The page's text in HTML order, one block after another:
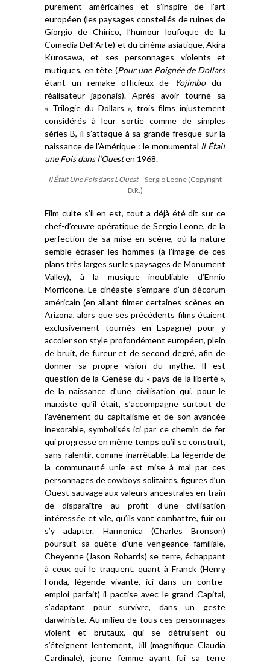
purement américaines et s’inspirede l’art
européen (les paysages constellés de ruines de
Giorgio de Chirico, l’humour loufoque de la
Comedia Dell’Arte) et du cinéma asiatique, Akira
Kurosawa, et ses personnages violents et
mutiques, en tête (Pour une Poignée de Dollars
étant un remake officieux de
Yojimbodu
réalisateur japonais). Après avoir tourné sa
« Trilogie du Dollars », trois films injustement
considérés à leur sortie comme de simples
séries B, il s’attaque à sa grande fresque sur la
naissance de l’Amérique : le monumental Il Était
une Fois dans l’Ouesten 1968.
Il Était Une Fois dans L’Ouest– Sergio Leone (Copyright
D.R.)
Film culte s’il en est, tout a déjà été dit sur ce
chef-d’œuvre opératique de Sergio Leone, de la
perfection de sa mise en scène, où la nature
semble écraser les hommes (à l’image deces
plans très larges sur les paysages de Monument
Valley), à la musique inoubliable d’Ennio
Morricone.Lecinéaste s’empare d’un décorum
américain (en allant filmer certaines scènes en
Arizona, alors que ses précédents films étaient
exclusivement tournés en Espagne)pour y
accoler son style profondément européen, plein
de bruit, de fureur et de second degré, afin de
donner sa propre vision du mythe. Il est
question dela Genèse du « pays de la liberté »,
delanaissance d’une civilisation qui, pour le
marxiste qu’il était, s’accompagne surtout de
l’avènement du capitalisme et de son avancée
inexorable, symbolisés ici par ce chemin de fer
qui progresse en même temps qu’il se construit,
sans ralentir, comme inarrêtable. La légende de
la communauté unie est mise à mal par ces
personnages de cowboys solitaires, figures d’un
Ouest sauvage aux valeurs ancestrales en train
de disparaître au profit d’une civilisation
intéressée et vile, qu’ils vont combattre, fuir ou
s’y adapter. Harmonica (Charles Bronson)
poursuit sa quête d’unevengeancefamiliale,
Cheyenne (Jason Robards) se terre, échappant
à ceux qui le traquent, quant à Franck (Henry
Fonda, légende vivante, icidans un contre-
emploi parfait) il pactise avec le grand Capital,
s’adaptant pour survivre, dans un geste
darwiniste. Au milieu de tous ces personnages
violent et brutaux, qui se détruisent ou
s’éteignentlentement, Jill (magnifique Claudia
Cardinale), jeune femme ayant fui sa terre